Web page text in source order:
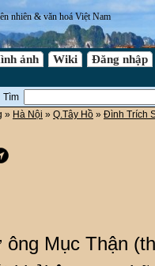
nhiên & văn hoá Việt Nam
ảnh Wiki Đăng nhập
Tìm
» Hà Nội » Q.Tây Hồ » Đình Trích
Mục Thận